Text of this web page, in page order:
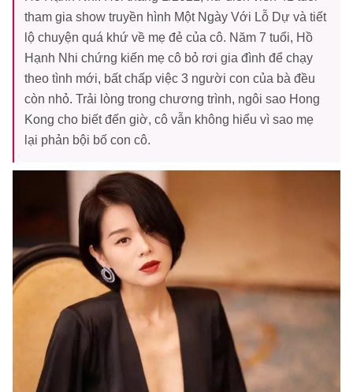
tham gia show truyền hình Một Ngày Với Lỗ Dự và tiết
lộ chuyện quá khứ về mẹ đẻ của cô. Năm 7 tuổi, Hồ
Hạnh Nhi chứng kiến mẹ cô bỏ rơi gia đình để chạy
theo tình mới, bất chấp việc 3 người con của bà đều
còn nhỏ. Trải lòng trong chương trình, ngôi sao Hong
Kong cho biết đến giờ, cô vẫn không hiểu vì sao mẹ
lại phản bội bố con cô.